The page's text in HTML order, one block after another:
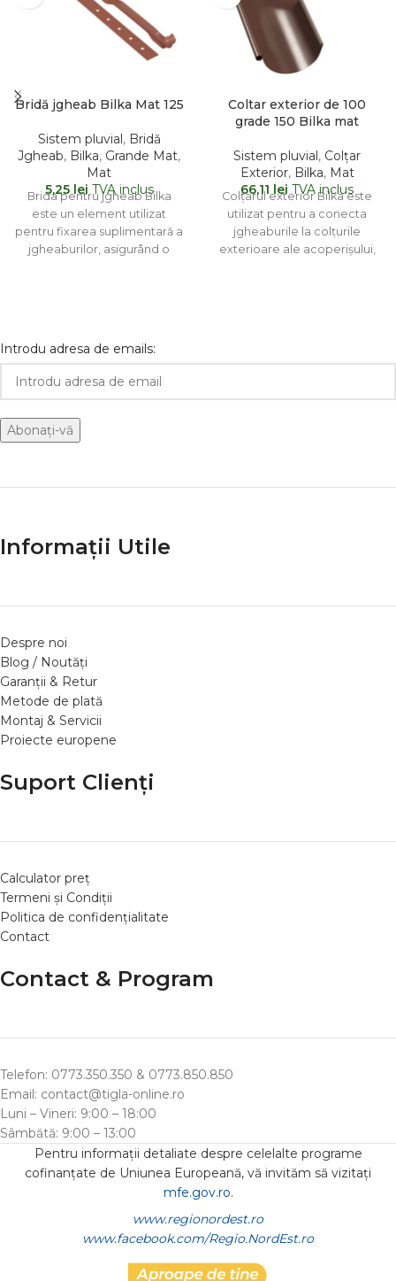
Bridă jgheab Bilka Mat 125
Sistem pluvial, Bridă
Jgheab, Bilka, Grande Mat,
Mat
5,25 lei TVA inclus
Brida pentru jgheab Bilka
este un element utilizat
pentru fixarea suplimentară a
jgheaburilor, asigurând o
Coltar exterior de 100
grade 150 Bilka mat
Sistem pluvial, Colțar
Exterior, Bilka, Mat
66,11 lei TVA inclus
Colțarul exterior Bilka este
utilizat pentru a conecta
jgheaburile la colțurile
exterioare ale acoperișului,
Introdu adresa de emails:
Informații Utile
Despre noi
Blog / Noutăți
Garanții & Retur
Metode de plată
Montaj & Servicii
Proiecte europene
Suport Clienți
Calculator preț
Termeni și Condiții
Politica de confidențialitate
Contact
Contact & Program
Telefon: 0773.350.350 & 0773.850.850
Email: contact@tigla-online.ro
Luni – Vineri: 9:00 – 18:00
Sâmbătă: 9:00 – 13:00
Pentru informații detaliate despre celelalte programe
cofinanțate de Uniunea Europeană, vă invităm să vizitați
mfe.gov.ro.
www.regionordest.ro
www.facebook.com/Regio.NordEst.ro